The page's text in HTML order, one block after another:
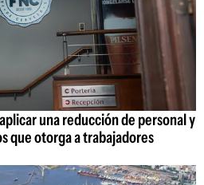
una reducción de personal y
que otorga a trabajadores